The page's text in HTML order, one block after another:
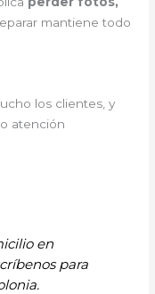
mantiene todo
los clientes, y
atención
en
para